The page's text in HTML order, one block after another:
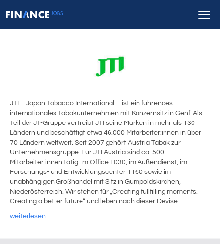
JTI – Japan Tobacco International – ist ein führendes
internationales Tabakunternehmen mit Konzernsitz in Genf. Als
Teil der JT-Gruppe vertreibt JTI seine Marken in mehr als 130
Ländern und beschäftigt etwa 46.000 Mitarbeiter:innen in über
70 Ländern weltweit. Seit 2007 gehört Austria Tabak zur
Unternehmensgruppe. Für JTI Austria sind ca. 500
Mitarbeiter:innen tätig: Im Office 1030, im Außendienst, im
Forschungs- und Entwicklungscenter 1160 sowie im
unabhängigen Großhandel mit Sitz in Gumpoldskirchen,
Niederösterreich. Wir stehen für „Creating fullfilling moments.
Creating a better future“ und leben nach dieser Devise...
weiterlesen